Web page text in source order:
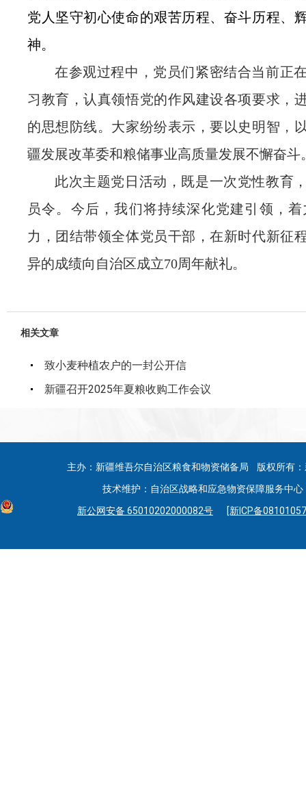
党人坚守初心使命的艰苦历程、奋斗历程、
神。
在参观过程中，党员们紧密结合当前正
习教育 ，认真领悟党的作风建设各项要求，
的思想防线。大家纷纷表示，要以史明智，
疆发展改革委和粮储事业高质量发展不懈奋斗
此次主题党日活动，既是一次党性教育
员令。今后，我们将持续深化党建引领，
力，团结带领全体党员干部，在新时代新征
异的成绩向自治区成立70周年献礼。
相关文章
致小麦种植农户的一封公开信
新疆召开2025年夏粮收购工作会议
主办：新疆维吾尔自治区粮食和物资储备局 版权所有
技术维护：自治区战略和应急物资保障服务中
新公网安备 65010202000082号
[新ICP备